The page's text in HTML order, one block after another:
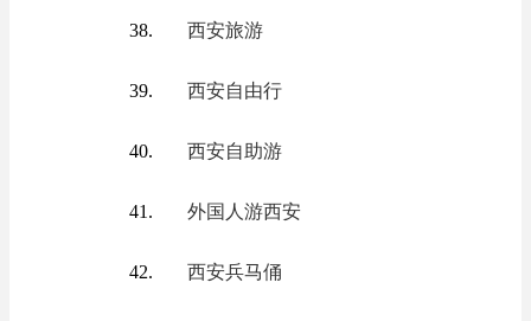
西安旅游
西安自由行
西安自助游
外国人游西安
西安兵马俑